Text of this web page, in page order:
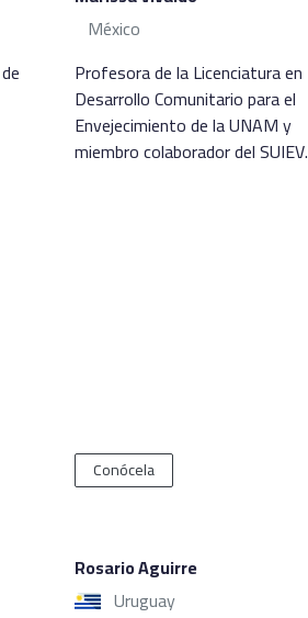
México
Profesora de la Licenciatura en
Desarrollo Comunitario para el
Envejecimiento de la UNAM y
miembro colaborador del SUIEV.
Conócela
Rosario Aguirre
Uruguay